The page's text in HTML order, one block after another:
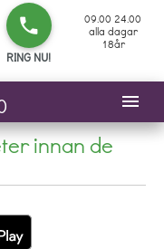
phone
RING NU!
09.00 24.00
alla dagar
18år
menu
innan de